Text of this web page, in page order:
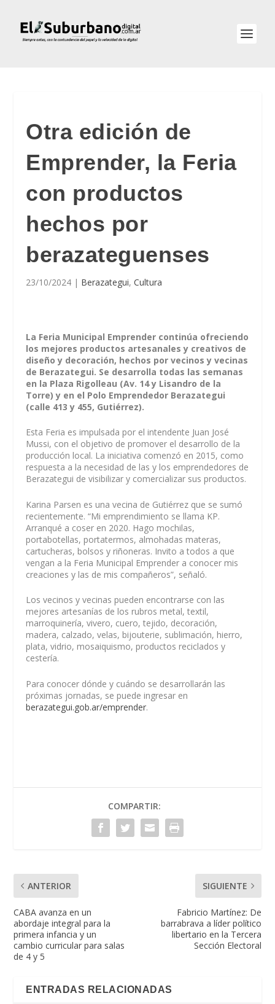
Otra edición de
Emprender, la Feria
con productos
hechos por
berazateguenses
23/10/2024 | Berazategui,Cultura
La Feria Municipal Emprender continúa ofreciendo
los mejores productos artesanales y creativos de
diseño y decoración, hechos por vecinos y vecinas
de Berazategui. Se desarrolla todas las semanas
en la Plaza Rigolleau (Av. 14 y Lisandro de la
Torre) y en el Polo Emprendedor Berazategui
(calle 413 y 455, Gutiérrez).
Esta Feria es impulsada por el intendente Juan José
Mussi, con el objetivo de promover el desarrollo de la
producción local. La iniciativa comenzó en 2015, como
respuesta a la necesidad de las y los emprendedores de
Berazategui de visibilizar y comercializar sus productos.
Karina Parsen es una vecina de Gutiérrez que se sumó
recientemente. “Mi emprendimiento se llama KP.
Arranqué a coser en 2020. Hago mochilas,
portabotellas, portatermos, almohadas materas,
cartucheras, bolsos y riñoneras. Invito a todos a que
vengan a la Feria Municipal Emprender a conocer mis
creaciones y las de mis compañeros”, señaló.
Los vecinos y vecinas pueden encontrarse con las
mejores artesanías de los rubros metal, textil,
marroquinería, vivero, cuero, tejido, decoración,
madera, calzado, velas, bijouterie, sublimación, hierro,
plata, vidrio, mosaiquismo, productos reciclados y
cestería.
Para conocer dónde y cuándo se desarrollarán las
próximas jornadas, se puede ingresar en
berazategui.gob.ar/emprender.
COMPARTIR:
ANTERIOR
CABA avanza en un
abordaje integral para la
primera infancia y un
cambio curricular para salas
de 4 y 5
SIGUIENTE
Fabricio Martínez: De
barrabrava a líder político
libertario en la Tercera
Sección Electoral
ENTRADAS RELACIONADAS